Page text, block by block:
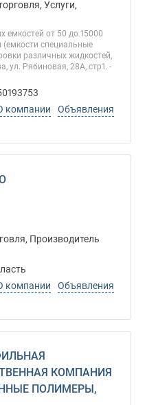
Услуги,
емкостей от 50 до 15000
(емкости специальные
различных жидкостей,
ул. Рябиновая, 28А, стр1. -
компании
Объявления
Производитель
компании
Объявления
КОМПАНИЯ
ПОЛИМЕРЫ,